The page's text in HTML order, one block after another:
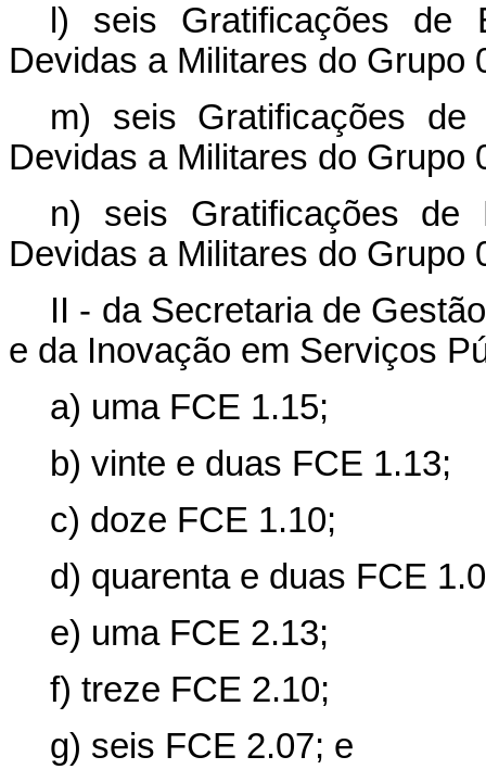
l) seis Gratificações de
Devidas a Militares do Grupo
m) seis Gratificações
Devidas a Militares do Grupo
n) seis Gratificações
Devidas a Militares do Grupo
II - da Secretaria de
e da Inovação em Serviços
a) uma FCE 1.15;
b) vinte e duas FCE 1.13;
c) doze FCE 1.10;
d) quarenta e duas FCE
e) uma FCE 2.13;
f) treze FCE 2.10;
g) seis FCE 2.07; e